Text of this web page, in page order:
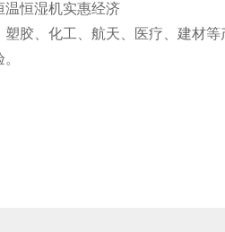
温恒湿机实惠经济
塑胶、化工、航天、医疗、建材